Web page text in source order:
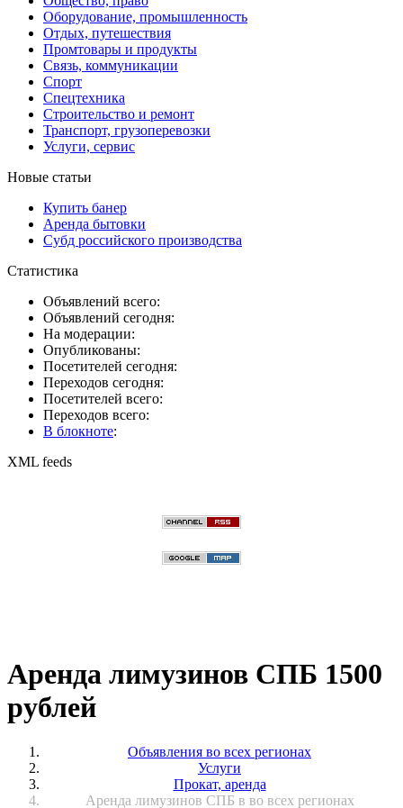
Оборудование, промышленность
Отдых, путешествия
Промтовары и продукты
Связь, коммуникации
Спорт
Спецтехника
Строительство и ремонт
Транспорт, грузоперевозки
Услуги, сервис
Новые статьи
Купить банер
Аренда бытовки
Субд российского производства
Статистика
Объявлений всего:
Объявлений сегодня:
На модерации:
Опубликованы:
Посетителей сегодня:
Переходов сегодня:
Посетителей всего:
Переходов всего:
В блокноте:
XML feeds
Аренда лимузинов СПБ 1500
рублей
Объявления во всех регионах
Услуги
Прокат, аренда
Аренда лимузинов СПБ в во всех регионах